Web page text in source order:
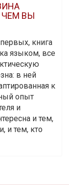
ЧЕМ ВЫ
книга
языком, все
в ней
к
опыт
и
и тем,
и тем, кто